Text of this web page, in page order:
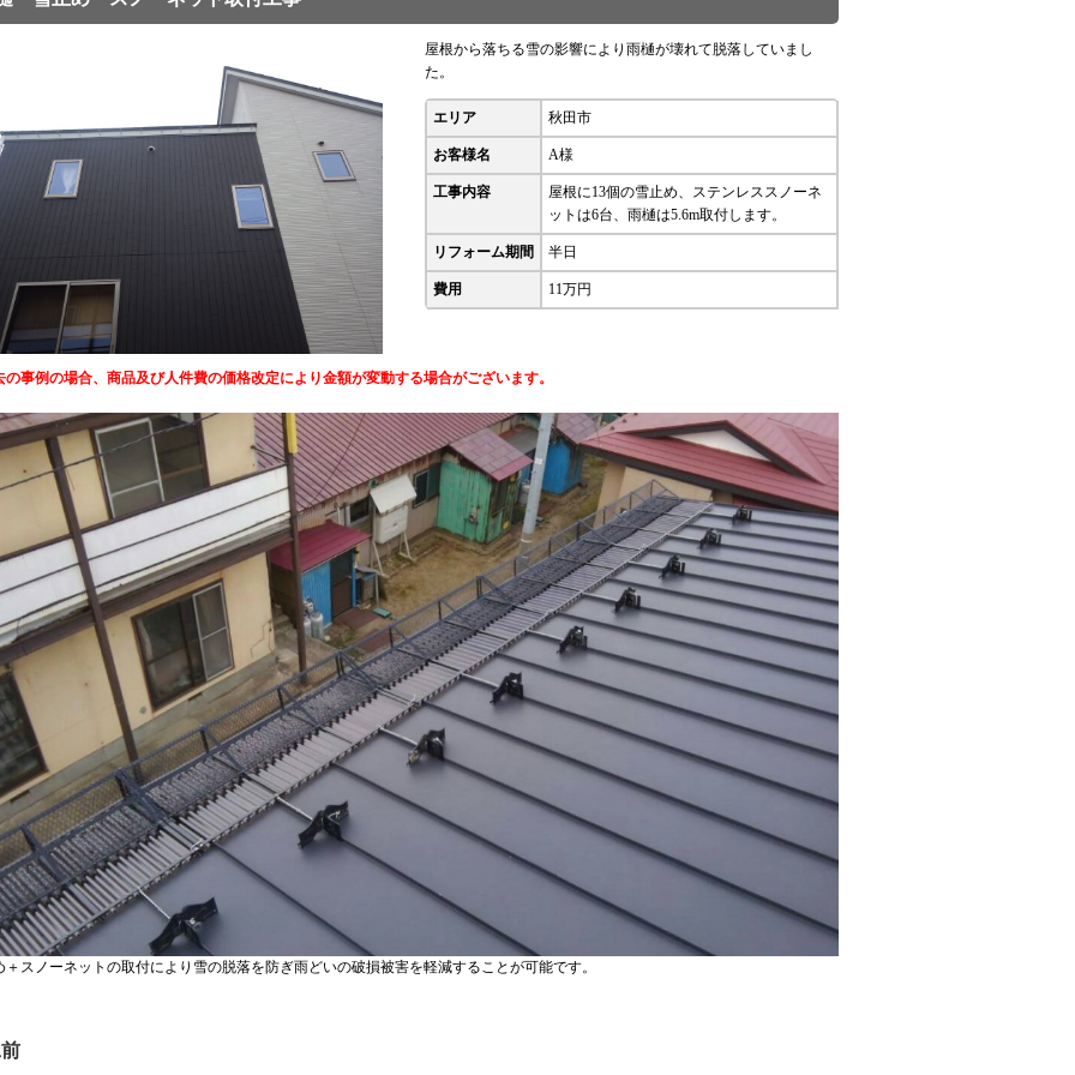
屋根から落ちる雪の影響により雨樋が壊れて脱落していまし
た。
エリア 秋田市
お客様名 A様
工事内容
屋根に13個の雪止め、ステンレススノーネ
ットは6台、雨樋は5.6m取付します。
リフォーム期間 半日
費用 11万円
事例の場合、商品及び人件費の価格改定により金額が変動する場合がございます。
＋スノーネットの取付により雪の脱落を防ぎ雨どいの破損被害を軽減することが可能です。